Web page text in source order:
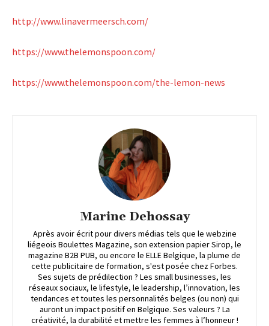
http://www.linavermeersch.com/
https://www.thelemonspoon.com/
https://www.thelemonspoon.com/the-lemon-news
Marine Dehossay
Après avoir écrit pour divers médias tels que le webzine
liégeois Boulettes Magazine, son extension papier Sirop, le
magazine B2B PUB, ou encore le ELLE Belgique, la plume de
cette publicitaire de formation, s'est posée chez Forbes.
Ses sujets de prédilection ? Les small businesses, les
réseaux sociaux, le lifestyle, le leadership, l’innovation, les
tendances et toutes les personnalités belges (ou non) qui
auront un impact positif en Belgique. Ses valeurs ? La
créativité, la durabilité et mettre les femmes à l’honneur !